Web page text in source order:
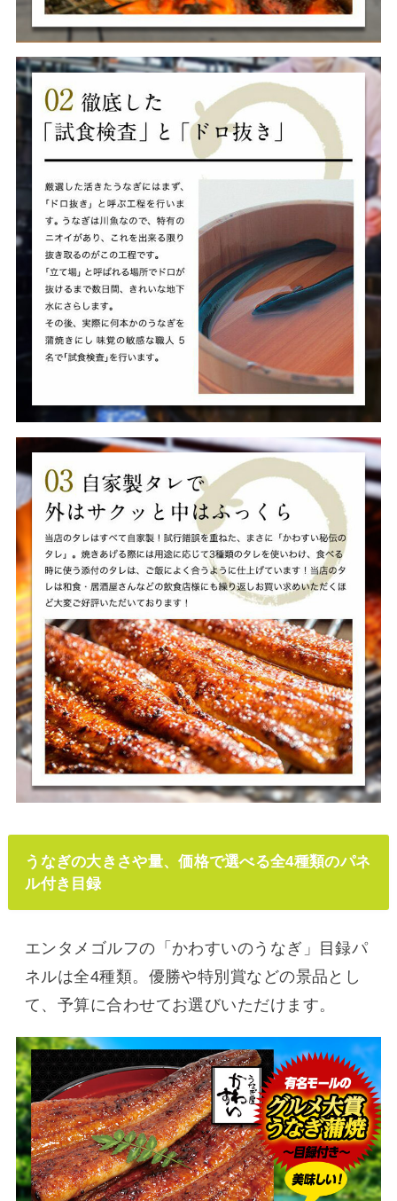
うなぎの大きさや量、価格で選べる全4種類のパネ
ル付き目録
エンタメゴルフの「かわすいのうなぎ」目録パ
ネルは全4種類。優勝や特別賞などの景品とし
て、予算に合わせてお選びいただけます。